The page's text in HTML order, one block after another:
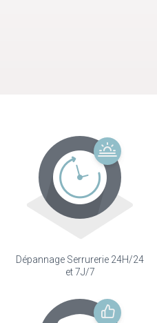
Dépannage Serrurerie 24H/24
et 7J/7